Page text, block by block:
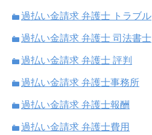
過払い金請求 弁護士 トラブル
過払い金請求 弁護士 司法書士
過払い金請求 弁護士 評判
過払い金請求 弁護士事務所
過払い金請求 弁護士報酬
過払い金請求 弁護士費用